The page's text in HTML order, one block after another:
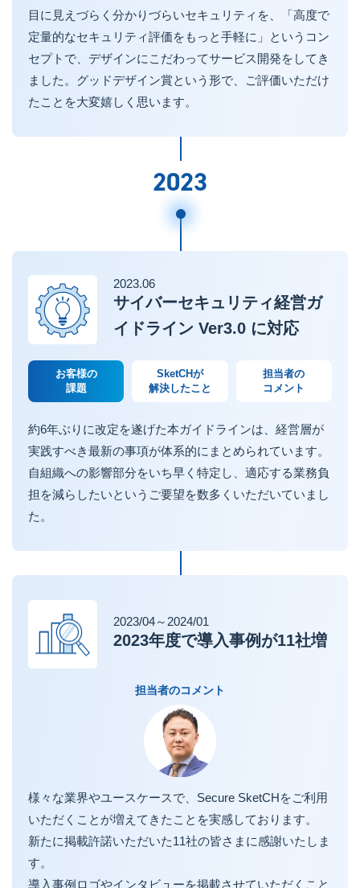
目に見えづらく分かりづらいセキュリティを、「高度で
定量的なセキュリティ評価をもっと手軽に」というコン
セプトで、デザインにこだわってサービス開発をしてき
ました。グッドデザイン賞という形で、ご評価いただけ
たことを大変嬉しく思います。
2023
2023.06
サイバーセキュリティ経営ガ
イドライン Ver3.0 に対応
お客様の
課題
SketCHが
解決したこと
担当者の
コメント
約6年ぶりに改定を遂げた本ガイドラインは、経営層が
実践すべき最新の事項が体系的にまとめられています。
自組織への影響部分をいち早く特定し、適応する業務負
担を減らしたいというご要望を数多くいただいていまし
た。
2023/04～2024/01
2023年度で導入事例が11社増
担当者のコメント
様々な業界やユースケースで、Secure SketCHをご利用
いただくことが増えてきたことを実感しております。
新たに掲載許諾いただいた11社の皆さまに感謝いたしま
す。
導入事例ロゴやインタビューを掲載させていただくこと